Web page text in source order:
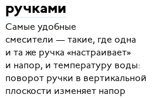
ручками
Самые удобные
смесители — такие, где одна
и та же ручка «настраивает»
и напор, и температуру воды:
поворот ручки в вертикальной
плоскости изменяет напор